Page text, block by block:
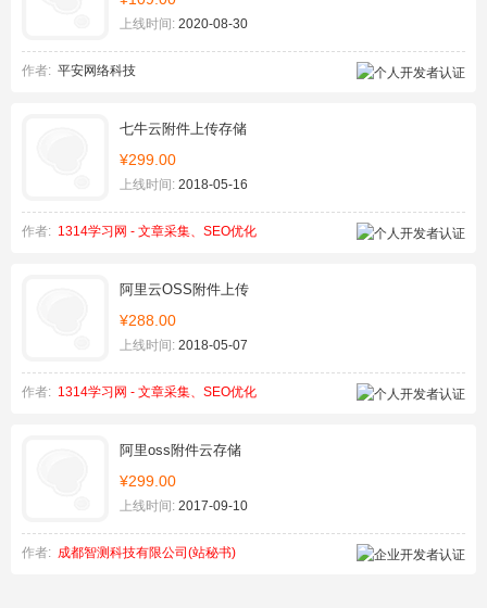
上线时间: 2020-08-30
作者: 平安网络科技
七牛云附件上传存储
¥299.00
上线时间: 2018-05-16
作者: 1314学习网 - 文章采集、SEO优化
阿里云OSS附件上传
¥288.00
上线时间: 2018-05-07
作者: 1314学习网 - 文章采集、SEO优化
阿里oss附件云存储
¥299.00
上线时间: 2017-09-10
作者: 成都智测科技有限公司(站秘书)